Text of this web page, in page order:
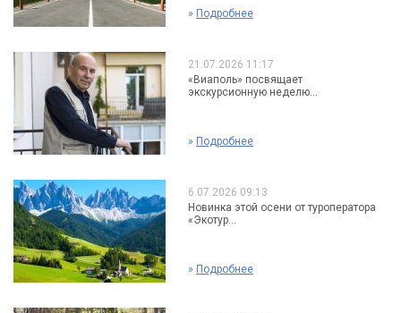
» Подробнее
21.07.2026 11:17
«Виаполь» посвящает
экскурсионную неделю...
» Подробнее
6.07.2026 09:13
Новинка этой осени от туроператора
«Экотур...
» Подробнее